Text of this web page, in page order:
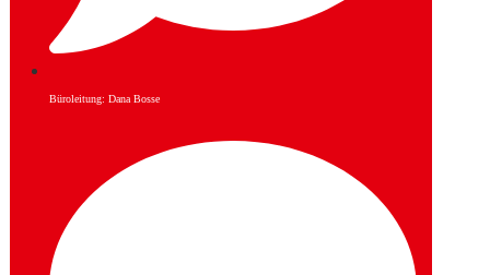
Büroleitung: Dana Bosse